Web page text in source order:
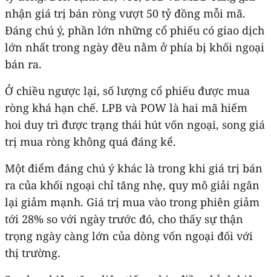
nhận giá trị bán ròng vượt 50 tỷ đồng mỗi mã.
Đáng chú ý, phần lớn những cổ phiếu có giao dịch
lớn nhất trong ngày đều nằm ở phía bị khối ngoại
bán ra.
Ở chiều ngược lại, số lượng cổ phiếu được mua
ròng khá hạn chế. LPB và POW là hai mã hiếm
hoi duy trì được trạng thái hút vốn ngoại, song giá
trị mua ròng không quá đáng kể.
Một điểm đáng chú ý khác là trong khi giá trị bán
ra của khối ngoại chỉ tăng nhẹ, quy mô giải ngân
lại giảm mạnh. Giá trị mua vào trong phiên giảm
tới 28% so với ngày trước đó, cho thấy sự thận
trọng ngày càng lớn của dòng vốn ngoại đối với
thị trường.